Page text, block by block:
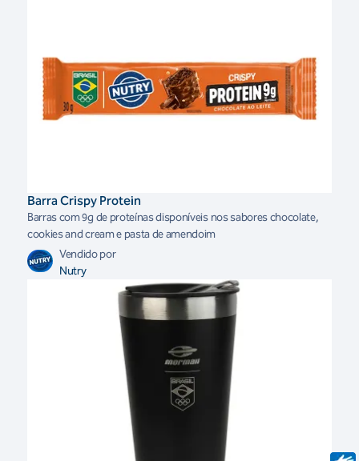
Barra Crispy Protein
Barras com 9g de proteínas disponíveis nos sabores chocolate,
cookies and cream e pasta de amendoim
Vendido por
Nutry